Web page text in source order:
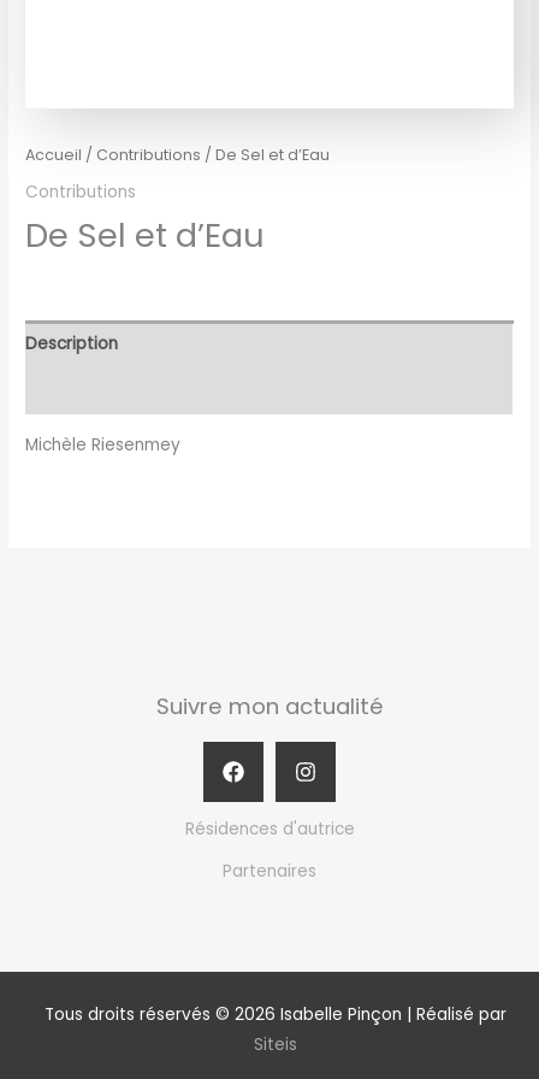
Accueil / Contributions / De Sel et d’Eau
Contributions
De Sel et d’Eau
Description
Michèle Riesenmey
Suivre mon actualité
Résidences d'autrice
Partenaires
Tous droits réservés © 2026 Isabelle Pinçon | Réalisé par
Siteis